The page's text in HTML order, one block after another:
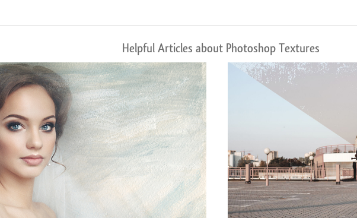
Helpful Articles about Photoshop Textures